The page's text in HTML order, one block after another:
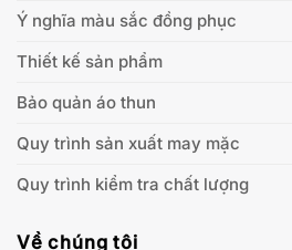
Ý nghĩa màu sắc đồng phục
Thiết kế sản phẩm
Bảo quản áo thun
Quy trình sản xuất may mặc
Quy trình kiểm tra chất lượng
Về chúng tôi